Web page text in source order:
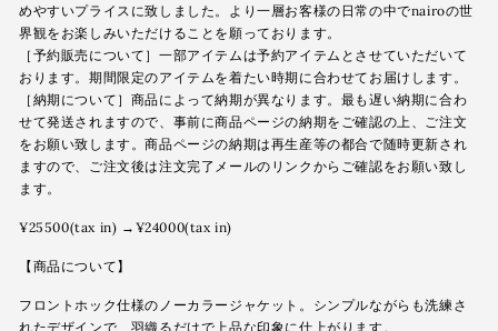
めやすいプライスに致しました。より一層お客様の日常の中でnairoの世
界観をお楽しみいただけることを願っております。
［予約販売について］一部アイテムは予約アイテムとさせていただいて
おります。期間限定のアイテムを着たい時期に合わせてお届けします。
［納期について］商品によって納期が異なります。最も遅い納期に合わ
せて発送されますので、事前に商品ページの納期をご確認の上、ご注文
をお願い致します。商品ページの納期は再生産等の都合で随時更新され
ますので、ご注文後は注文完了メールのリンクからご確認をお願い致し
ます。
¥25500(tax in) →¥24000(tax in)
【商品について】
フロントホック仕様のノーカラージャケット。シンプルながらも洗練さ
れたデザインで、羽織るだけで上品な印象に仕上がります。